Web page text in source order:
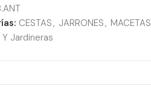
CESTAS, JARRONES, MACETAS
Jardineras